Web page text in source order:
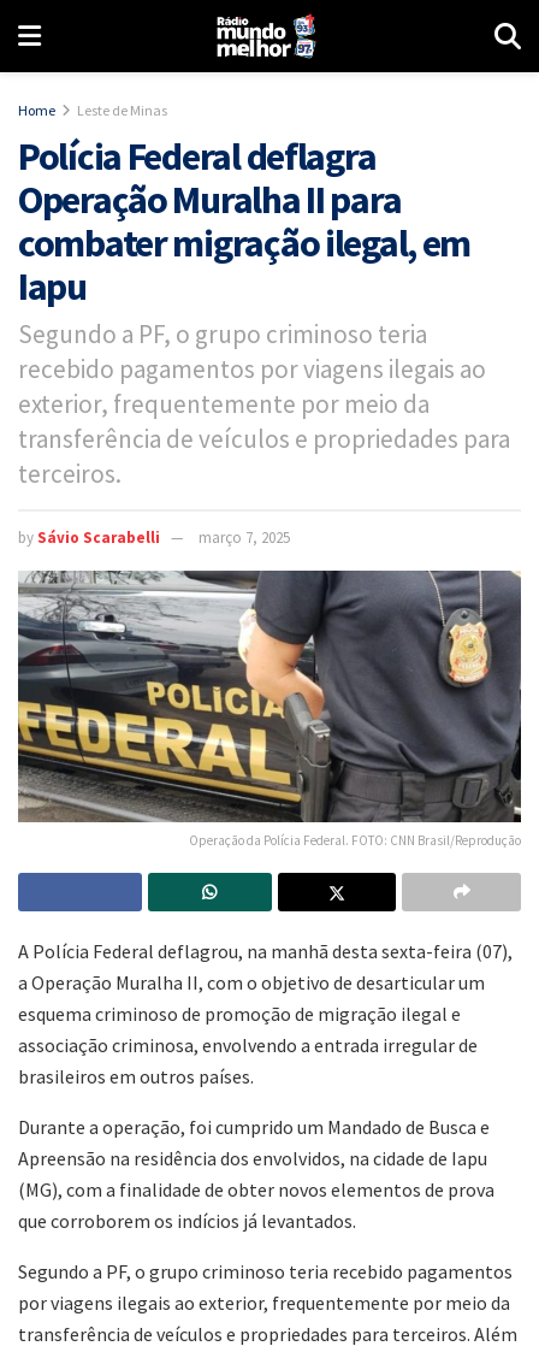
Home Leste de Minas
Polícia Federal deflagra
Operação Muralha II para
combater migração ilegal, em
Iapu
Segundo a PF, o grupo criminoso teria
recebido pagamentos por viagens ilegais ao
exterior, frequentemente por meio da
transferência de veículos e propriedades para
terceiros.
bySávio Scarabelli março 7, 2025
Operação da Polícia Federal. FOTO: CNN Brasil/Reprodução
A Polícia Federal deflagrou, na manhã desta sexta-feira (07),
a Operação Muralha II, com o objetivo de desarticular um
esquema criminoso de promoção de migração ilegal e
associação criminosa, envolvendo a entrada irregular de
brasileiros em outros países.
Durante a operação, foi cumprido um Mandado de Busca e
Apreensão na residência dos envolvidos, na cidade de Iapu
(MG), com a finalidade de obter novos elementos de prova
que corroborem os indícios já levantados.
Segundo a PF, o grupo criminoso teria recebido pagamentos
por viagens ilegais ao exterior, frequentemente por meio da
transferência de veículos e propriedades para terceiros. Além